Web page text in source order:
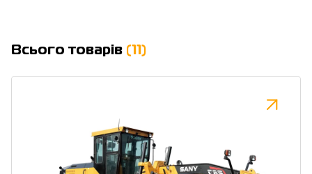
Всього товарів (11)